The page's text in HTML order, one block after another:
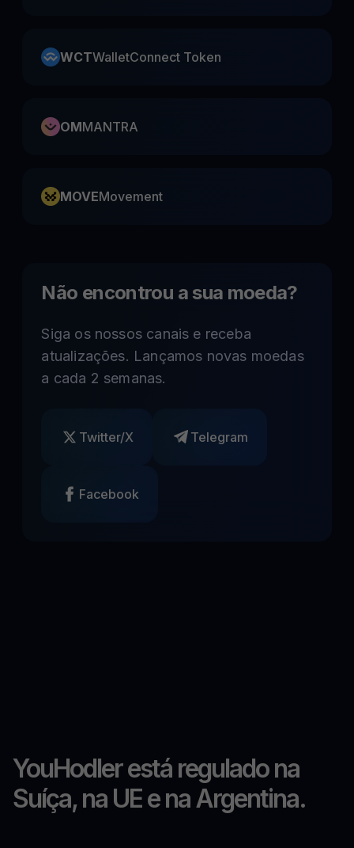
WCTWalletConnect Token
OMMANTRA
MOVEMovement
Não encontrou a sua moeda?
Siga os nossos canais e receba
atualizações. Lançamos novas moedas
a cada 2 semanas.
Twitter/X Telegram
Facebook
YouHodler está regulado na
Suíça, na UE e na Argentina.